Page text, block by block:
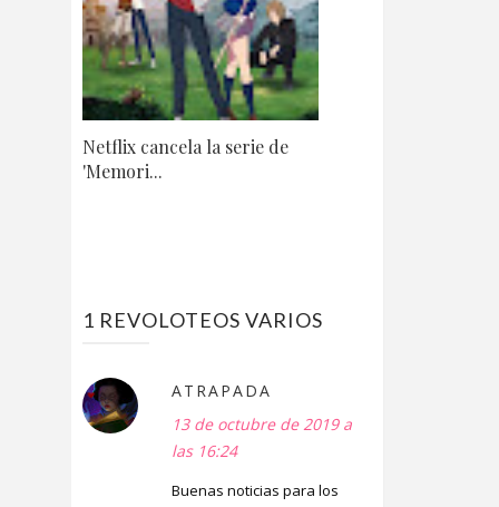
Netflix cancela la serie de
'Memori...
1 REVOLOTEOS VARIOS
ATRAPADA
13 de octubre de 2019 a
las 16:24
Buenas noticias para los